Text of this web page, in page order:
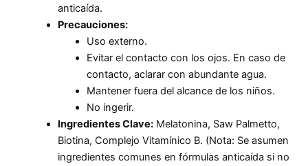
anticaída.
Precauciones:
Uso externo.
Evitar el contacto con los ojos. En caso de
contacto, aclarar con abundante agua.
Mantener fuera del alcance de los niños.
No ingerir.
Ingredientes Clave:Melatonina, Saw Palmetto,
Biotina, Complejo Vitamínico B. (Nota: Se asumen
ingredientes comunes en fórmulas anticaída si no